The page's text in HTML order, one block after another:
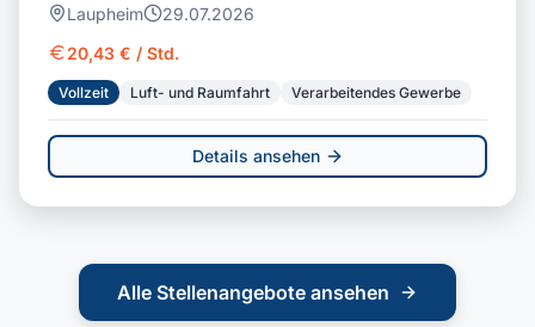
Laupheim
29.07.2026
20,43 € / Std.
Vollzeit Luft- und Raumfahrt Verarbeitendes Gewerbe
Details ansehen
Alle Stellenangebote ansehen